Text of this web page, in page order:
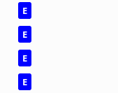
E
E
E
E